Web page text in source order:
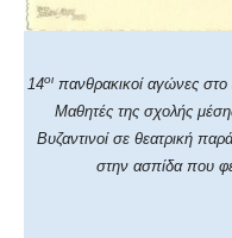
14οιπανθρακικοί αγώνες στο
Μαθητές της σχολής
Βυζαντινοί σε θεατρική
στην ασπίδα που